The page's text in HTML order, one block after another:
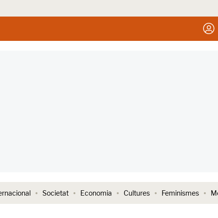
Societat Economia Cultures Feminismes